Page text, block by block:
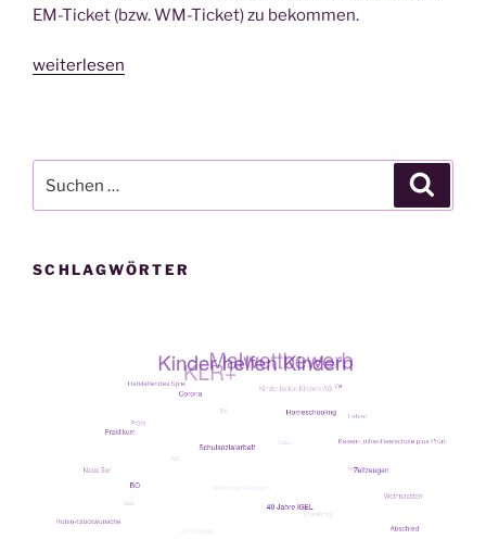
EM-Ticket (bzw. WM-Ticket) zu bekom­men.
„UEFA
weiterlesen
nach:
SCHLAGWÖRTER